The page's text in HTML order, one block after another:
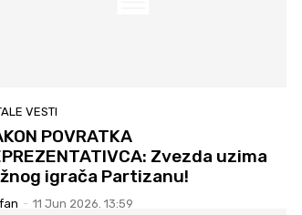
VESTI
POVRATKA
Zvezda uzima
igrača Partizanu!
- 11 Jun 2026. 13:59